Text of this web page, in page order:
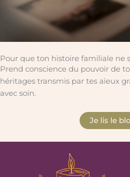
Pour que ton histoire familiale ne
Prend conscience du pouvoir de
héritages transmis par tes aïeux
avec soin.
Je lis le